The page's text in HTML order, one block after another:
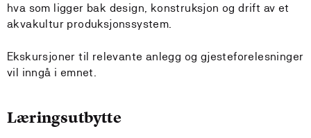
hva som ligger bak design, konstruksjon og drift av et
akvakultur produksjonssystem.
Ekskursjoner til relevante anlegg og gjesteforelesninger
vil inngå i emnet.
Læringsutbytte